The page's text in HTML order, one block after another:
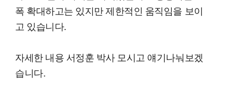
폭 확대하고는 있지만 제한적인 움직임을 보이
고 있습니다.
자세한 내용 서정훈 박사 모시고 얘기나눠보겠
습니다.